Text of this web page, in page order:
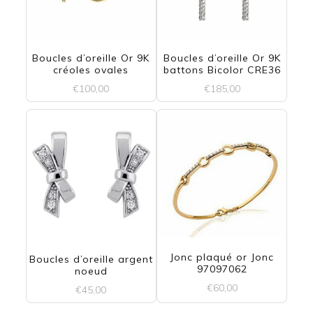
Boucles d’oreille Or 9K
créoles ovales
€100,00
Boucles d’oreille Or 9K
battons Bicolor CRE36
€185,00
Boucles d’oreille argent
noeud
€45,00
Jonc plaqué or Jonc
97097062
€60,00